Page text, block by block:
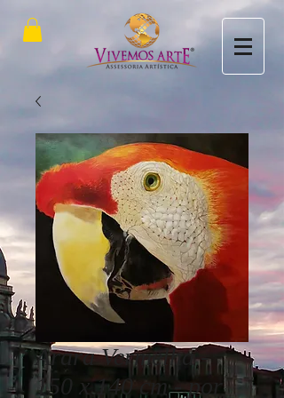
Arara Vermelha -
150 x 140 cm - por